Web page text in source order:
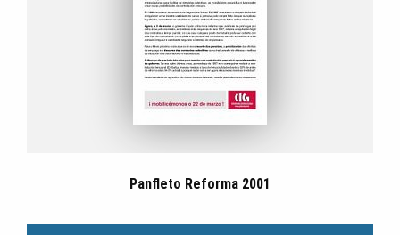
Panfleto Reforma 2001